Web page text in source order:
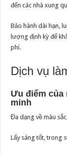
đến các nhà xung
Bảo hành dài hạn,
lượng định kỳ để
phí.
Dịch vụ
Ưu điểm của
minh
Đa dạng về màu
Lấy sáng tốt, trong